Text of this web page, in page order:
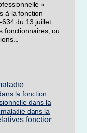
»
à la fonction
634 du 13 juillet
fonctionnaires, ou
la fonction
dans la
dans la
fonction